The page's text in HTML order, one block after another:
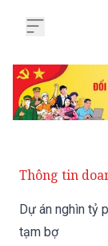
Thông tin
Dự án nghìn tỷ
tạm bợ